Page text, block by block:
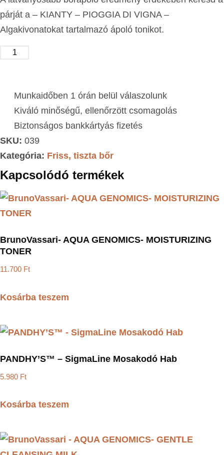
párját a – KIANTY – PIOGGIA DI VIGNA –
Algakivonatokat tartalmazó ápoló tonikot.
Munkaidőben 1 órán belül válaszolunk
Kiváló minőségű, ellenőrzött csomagolás
Biztonságos bankkártyás fizetés
SKU: 039
Kategória: Friss, tiszta bőr
Kapcsolódó termékek
BrunoVassari- AQUA GENOMICS- MOISTURIZING
TONER
11.700 Ft
Kosárba teszem
PANDHY’S™ – SigmaLine Mosakodó Hab
5.980 Ft
Kosárba teszem